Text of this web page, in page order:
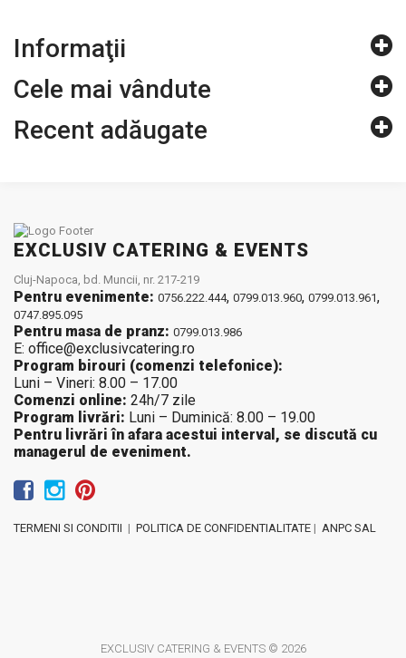
Informaţii
Cele mai vândute
Recent adăugate
EXCLUSIV CATERING & EVENTS
Cluj-Napoca, bd. Muncii, nr. 217-219
Pentru evenimente: 0756.222.444, 0799.013.960, 0799.013.961,
0747.895.095
Pentru masa de pranz: 0799.013.986
E: office@exclusivcatering.ro
Program birouri (comenzi telefonice):
Luni – Vineri: 8.00 – 17.00
Comenzi online: 24h/7 zile
Program livrări: Luni – Duminică: 8.00 – 19.00
Pentru livrări în afara acestui interval, se discută cu
managerul de eveniment.
TERMENI SI CONDITII | POLITICA DE CONFIDENTIALITATE | ANPC SAL
EXCLUSIV CATERING & EVENTS © 2026